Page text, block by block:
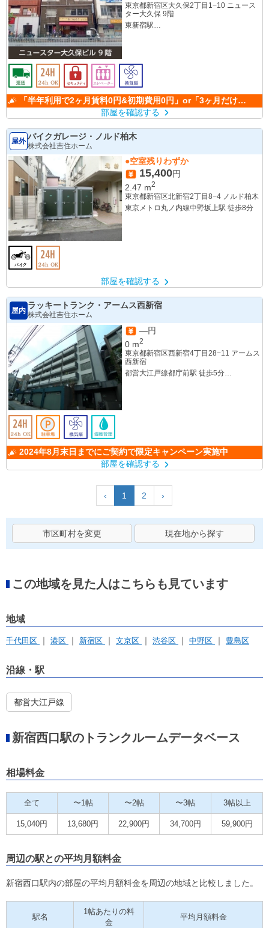
東京都新宿区大久保2丁目1−10 ニュース
ター大久保 9階
東新宿駅
50％OFF」
部屋を確認する
屋外 バイクガレージ・ノルド柏木
株式会社吉住ホーム
●空室残りわずか
15,400円
2.47 m2
東京都新宿区北新宿2丁目8−4 ノルド柏木
東京メトロ丸ノ内線中野坂上駅 徒歩8分
部屋を確認する
屋内
ラッキートランク・アームス西新宿
株式会社吉住ホーム
—円
0 m2
東京都新宿区西新宿4丁目28−11 アームス
西新宿
都営大江戸線都庁前駅 徒歩5分
2024年8月末日までにご契約で限定キャンペーン実施中
部屋を確認する
‹ 1 2 ›
市区町村を変更 現在地から探す
この地域を見た人はこちらも見ています
地域
千代田区 港区 新宿区 文京区 渋谷区 中野区 豊島区
沿線・駅
都営大江戸線
新宿西口駅のトランクルームデータベース
相場料金
全て 〜1帖 〜2帖 〜3帖 3帖以上
15,040円 13,680円 22,900円 34,700円 59,900円
周辺の駅との平均月額料金
新宿西口駅内の部屋の平均月額料金を周辺の地域と比較しました。
駅名
1帖あたりの料
金
平均月額料金